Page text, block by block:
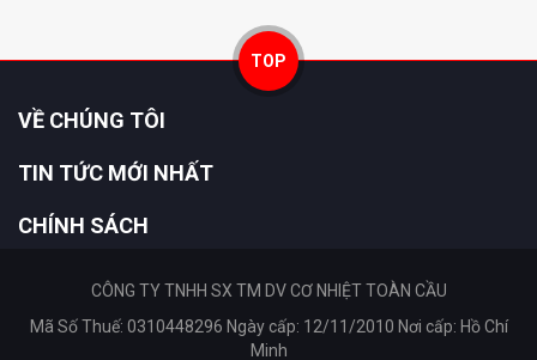
TOP
VỀ CHÚNG TÔI
TIN TỨC MỚI NHẤT
CHÍNH SÁCH
CÔNG TY TNHH SX TM DV CƠ NHIỆT TOÀN CẦU
Mã Số Thuế: 0310448296 Ngày cấp: 12/11/2010 Nơi cấp: Hồ Chí
Minh